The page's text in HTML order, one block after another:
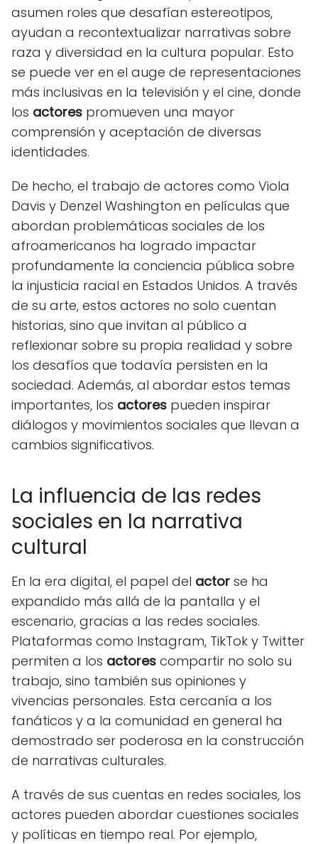
asumen roles que desafían estereotipos,
ayudan a recontextualizar narrativas sobre
raza y diversidad en la cultura popular. Esto
se puede ver en el auge de representaciones
más inclusivas en la televisión y el cine, donde
los actores promueven una mayor
comprensión y aceptación de diversas
identidades.
De hecho, el trabajo de actores como Viola
Davis y Denzel Washington en películas que
abordan problemáticas sociales de los
afroamericanos ha logrado impactar
profundamente la conciencia pública sobre
la injusticia racial en Estados Unidos. A través
de su arte, estos actores no solo cuentan
historias, sino que invitan al público a
reflexionar sobre su propia realidad y sobre
los desafíos que todavía persisten en la
sociedad. Además, al abordar estos temas
importantes, los actores pueden inspirar
diálogos y movimientos sociales que llevan a
cambios significativos.
La influencia de las redes
sociales en la narrativa
cultural
En la era digital, el papel del actor se ha
expandido más allá de la pantalla y el
escenario, gracias a las redes sociales.
Plataformas como Instagram, TikTok y Twitter
permiten a los actores compartir no solo su
trabajo, sino también sus opiniones y
vivencias personales. Esta cercanía a los
fanáticos y a la comunidad en general ha
demostrado ser poderosa en la construcción
de narrativas culturales.
A través de sus cuentas en redes sociales, los
actores pueden abordar cuestiones sociales
y políticas en tiempo real. Por ejemplo,